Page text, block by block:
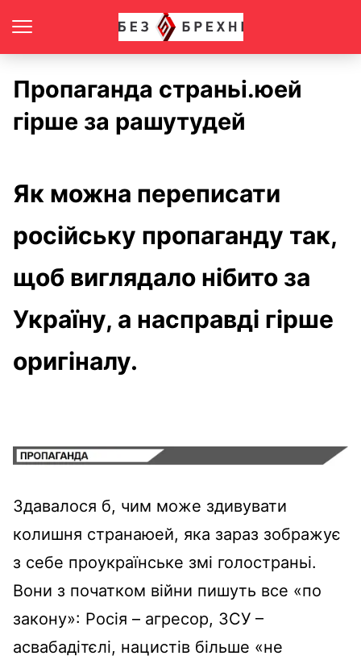
Пропаганда страньі.юей
гірше за рашутудей
Як можна переписати
російську пропаганду так,
щоб виглядало нібито за
Україну, а насправді гірше
оригіналу.
Здавалося б, чим може здивувати
колишня странаюей, яка зараз зображує
з себе проукраїнське змі голостраньі.
Вони з початком війни пишуть все «по
закону»: Росія – агресор, ЗСУ –
асвабадітєлі, нацистів більше «не